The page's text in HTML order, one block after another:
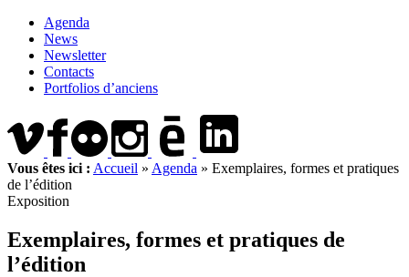
Agenda
News
Newsletter
Contacts
Portfolios d’anciens
Vous êtes ici : Accueil » Agenda » Exemplaires, formes et pratiques
de l’édition
Exposition
Exemplaires, formes et pratiques de
l’édition